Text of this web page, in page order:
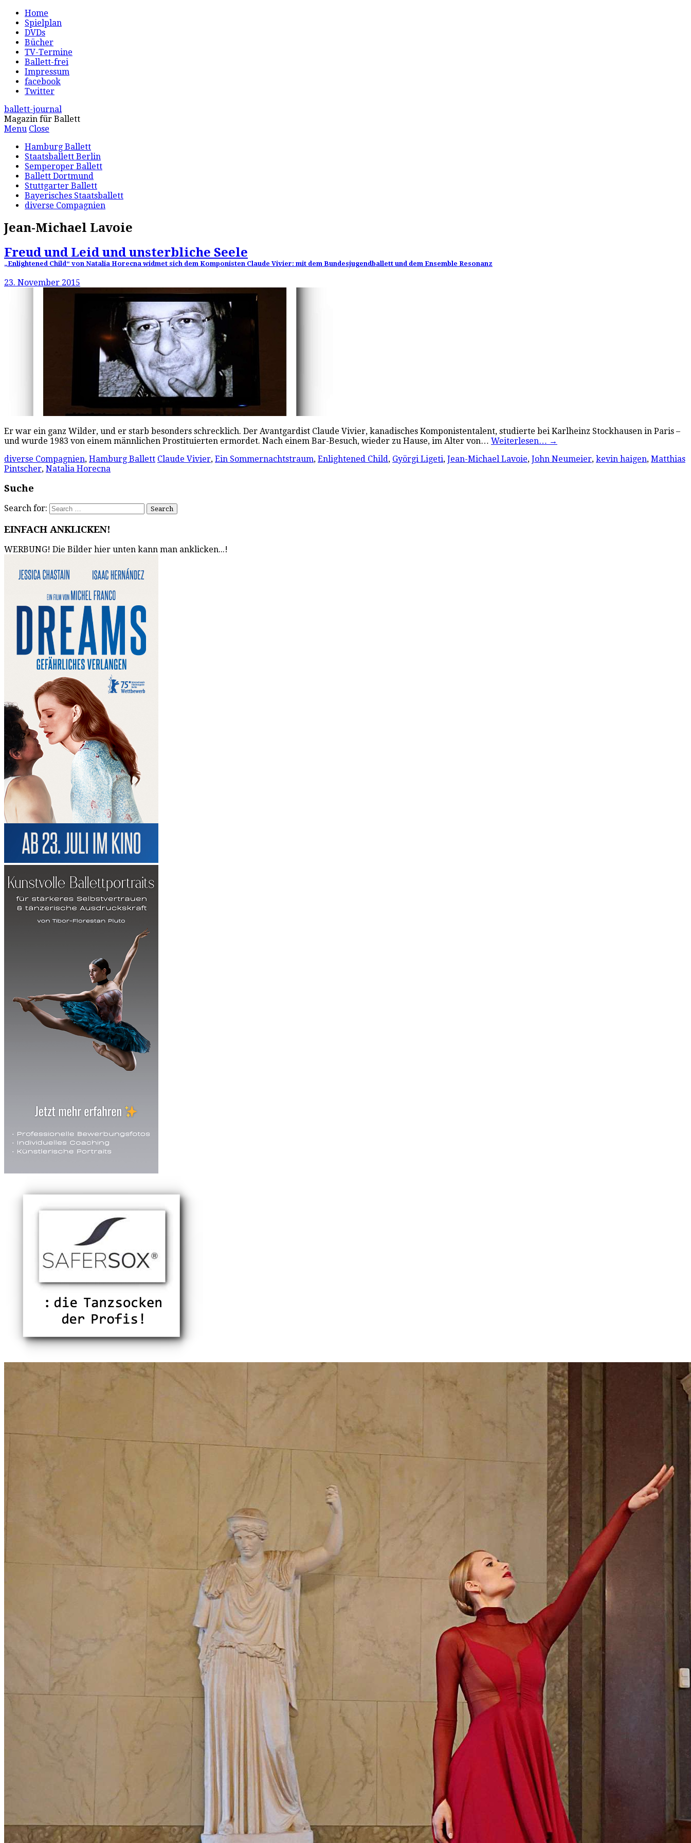
Home
Spielplan
DVDs
Bücher
TV-Termine
Ballett-frei
Impressum
facebook
Twitter
ballett-journal
Magazin für Ballett
Menu Close
Hamburg Ballett
Staatsballett Berlin
Semperoper Ballett
Ballett Dortmund
Stuttgarter Ballett
Bayerisches Staatsballett
diverse Compagnien
Jean-Michael Lavoie
Freud und Leid und unsterbliche Seele
„Enlightened Child“ von Natalia Horecna widmet sich dem Komponisten Claude Vivier: mit dem Bundesjugendballett und dem Ensemble Resonanz
23. November 2015
Er war ein ganz Wilder, und er starb besonders schrecklich. Der Avantgardist Claude Vivier, kanadisches Komponistentalent, studierte bei Karlheinz Stockhausen in Paris –
und wurde 1983 von einem männlichen Prostituierten ermordet. Nach einem Bar-Besuch, wieder zu Hause, im Alter von… Weiterlesen… →
diverse Compagnien, Hamburg Ballett Claude Vivier, Ein Sommernachtstraum, Enlightened Child, Györgi Ligeti, Jean-Michael Lavoie, John Neumeier, kevin haigen, Matthias
Pintscher, Natalia Horecna
Suche
Search for:
EINFACH ANKLICKEN!
WERBUNG! Die Bilder hier unten kann man anklicken...!